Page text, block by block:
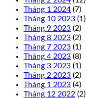
Tháng 1 2024 (7)
Tháng 10 2023 (1)
Tháng 9 2023 (2)
Tháng 8 2023 (2)
Tháng 7 2023 (1)
Tháng 4 2023 (8)
Tháng 3 2023 (1)
Tháng 2 2023 (2)
Tháng 1 2023 (4)
Tháng 12 2022 (2)